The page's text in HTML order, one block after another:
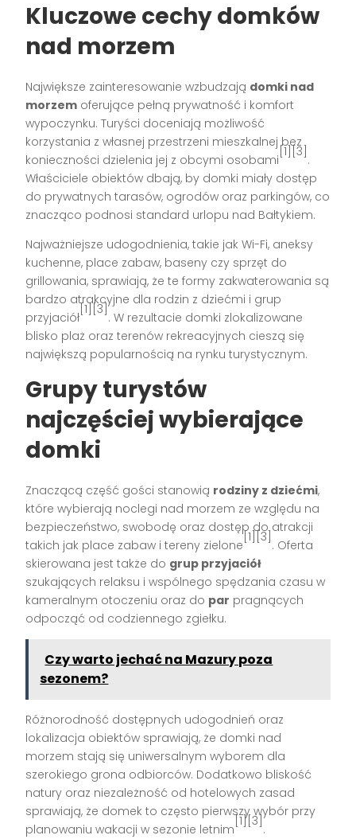
Kluczowe cechy domków
nad morzem
Największe zainteresowanie wzbudzają domki nad
morzem oferujące pełną prywatność i komfort
wypoczynku. Turyści doceniają możliwość
korzystania z własnej przestrzeni mieszkalnej bez
konieczności dzielenia jej z obcymi osobami
[1][3]
.
Właściciele obiektów dbają, by domki miały dostęp
do prywatnych tarasów, ogrodów oraz parkingów, co
znacząco podnosi standard urlopu nad Bałtykiem.
Najważniejsze udogodnienia, takie jak Wi-Fi, aneksy
kuchenne, place zabaw, baseny czy sprzęt do
grillowania, sprawiają, że te formy zakwaterowania są
bardzo atrakcyjne dla rodzin z dziećmi i grup
przyjaciół
[1][3]
. W rezultacie domki zlokalizowane
blisko plaż oraz terenów rekreacyjnych cieszą się
największą popularnością na rynku turystycznym.
Grupy turystów
najczęściej wybierające
domki
Znaczącą część gości stanowią rodziny z dziećmi,
które wybierają noclegi nad morzem ze względu na
bezpieczeństwo, swobodę oraz dostęp do atrakcji
takich jak place zabaw i tereny zielone
[1][3]
. Oferta
skierowana jest także do grup przyjaciół
szukających relaksu i wspólnego spędzania czasu w
kameralnym otoczeniu oraz do par pragnących
odpocząć od codziennego zgiełku.
Czy warto jechać na Mazury poza
sezonem?
Różnorodność dostępnych udogodnień oraz
lokalizacja obiektów sprawiają, że domki nad
morzem stają się uniwersalnym wyborem dla
szerokiego grona odbiorców. Dodatkowo bliskość
natury oraz niezależność od hotelowych zasad
sprawiają, że domek to często pierwszy wybór przy
planowaniu wakacji w sezonie letnim
[1][3]
.